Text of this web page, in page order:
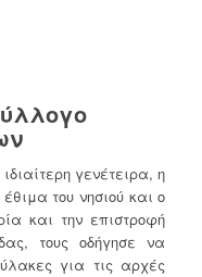
γενέτειρα, η
του νησιού και ο
και την επιστροφή
τους οδήγησε να
για τις αρχές